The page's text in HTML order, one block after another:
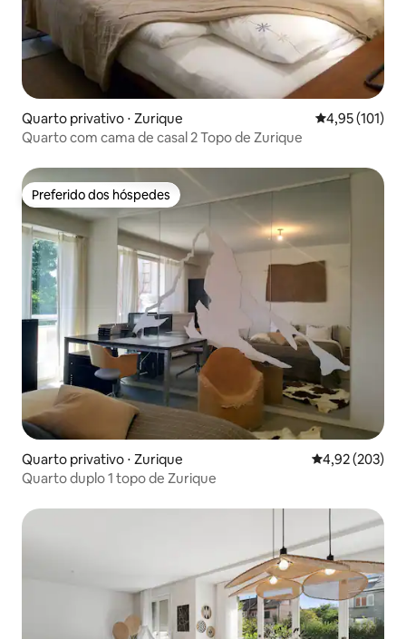
Quarto privativo ⋅ Zurique 4,95 de uma
4,95 (101)
Quarto com cama de casal 2 Topo de Zurique
Preferido dos hóspedes
Preferido dos hóspedes
Quarto privativo ⋅ Zurique 4,92 de uma
4,92 (203)
Quarto duplo 1 topo de Zurique